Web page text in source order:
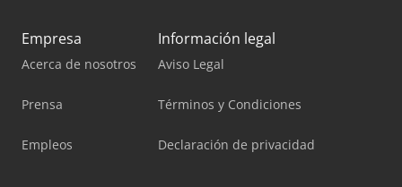
Empresa
Acerca de nosotros
Prensa
Empleos
Información legal
Aviso Legal
Términos y Condiciones
Declaración de privacidad